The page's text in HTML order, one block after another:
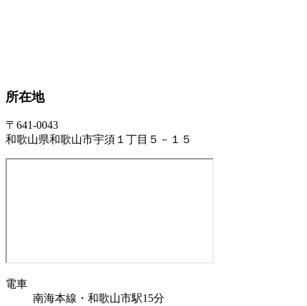
所在地
〒641-0043
和歌山県和歌山市宇須１丁目５－１５
電車
南海本線・和歌山市駅15分